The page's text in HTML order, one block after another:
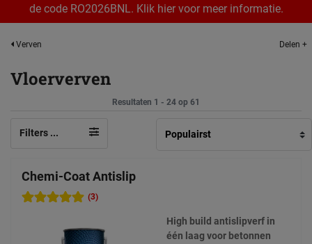
de code RO2026BNL. Klik hier voor meer informatie.
Verven Delen +
Vloerverven
Resultaten 1 - 24 op 61
Filters ...
Chemi-Coat Antislip
(3)
High build antislipverf in
één laag voor betonnen